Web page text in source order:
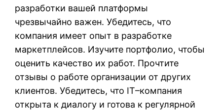
разработки вашей платформы
чрезвычайно важен. Убедитесь, что
компания имеет опыт в разработке
маркетплейсов. Изучите портфолио, чтобы
оценить качество их работ. Прочтите
отзывы о работе организации от других
клиентов. Убедитесь, что IT–компания
открыта к диалогу и готовa к регулярной